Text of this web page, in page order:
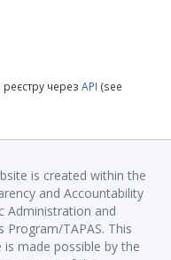
через API (see
is created within the
and Accountability
Administration and
Program/TAPAS. This
is made possible by the